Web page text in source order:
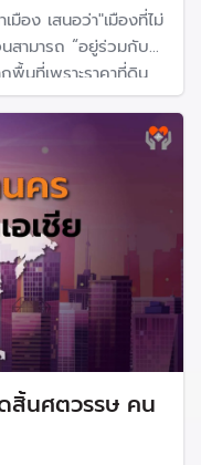
อง เสนอว่า"เมืองที่ไม่
สามารถ “อยู่ร่วมกับ
นที่เพราะราคาที่ดิน
นบทความชิ้นแรกใน
มเป็นเมือง" ที่ควรจะ
สิ้นศตวรรษ คน